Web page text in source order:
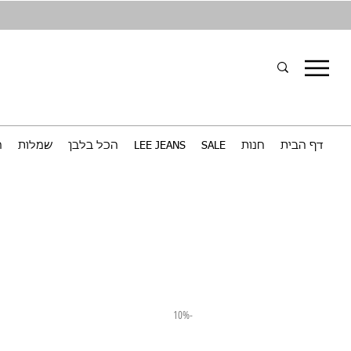
דף הבית חנות SALE
LEE JEANS הכל בלבן שמלות
-10%